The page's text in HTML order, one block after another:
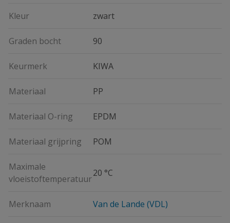
Kleur zwart
Graden bocht 90
Keurmerk KIWA
Materiaal PP
Materiaal O-ring EPDM
Materiaal grijpring POM
Maximale
vloeistoftemperatuur
20 °C
Merknaam Van de Lande (VDL)